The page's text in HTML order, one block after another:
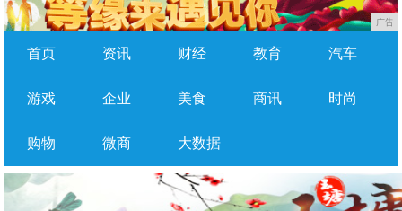
广告
首页 资讯 财经 教育 汽车
游戏 企业 美食 商讯 时尚
购物 微商 大数据